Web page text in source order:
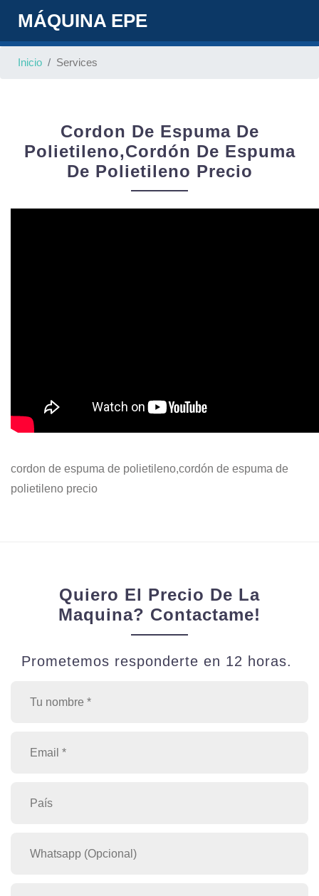
MÁQUINA EPE
Inicio Services
Cordon De Espuma De
Polietileno,cordón De Espuma
De Polietileno Precio
cordon de espuma de polietileno,cordón de espuma de
polietileno precio
Quiero El Precio De La
Maquina? Contactame!
Prometemos responderte en 12 horas.